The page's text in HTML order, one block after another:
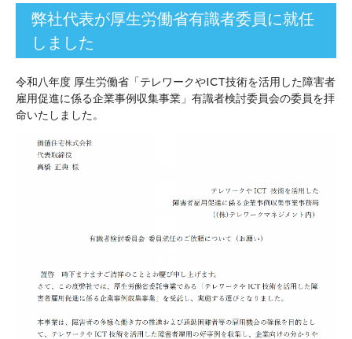
弊社代表が厚生労働省有識者委員に就任
しました
令和八年度 厚生労働省「テレワークやICT技術を活用した障害者
雇用促進に係る企業事例収集事業」有識者検討委員会の委員を拝
命いたしました。